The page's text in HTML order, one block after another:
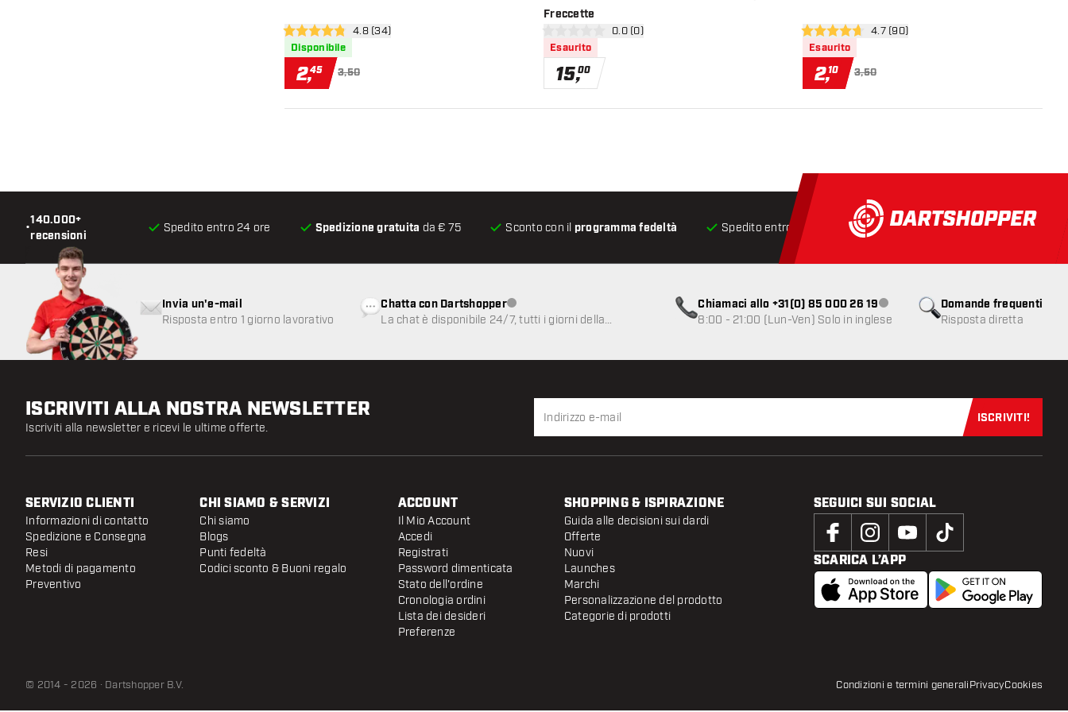
apri pannello recensioni
4.8 stelle di valutazione
4.8 (34)
Disponibile
2,45 3,50
Freccette
apri pannello recensioni
0 stelle di valutazione
0.0 (0)
Esaurito
15,00
apri pannello recensioni
4.7 stelle di valutazione
4.7 (90)
Esaurito
2,10 3,50
•
140.000+
recensioni
Spedito entro 24 ore Spedizione gratuita da € 75 Sconto con il programma fedeltà Spedito entro 24 ore Spedizione gratuitada € 75
Domande frequenti
Risposta diretta
Invia un'e-mail
Risposta entro 1 giorno lavorativo
Chatta con DartshopperServizio clienti non disponibile
La chat è disponibile 24/7, tutti i giorni della
Chiamaci allo +31(0) 85 000 26 19Servizio clienti non disponibile
8:00 - 21:00 (Lun-Ven) Solo in inglese
ISCRIVITI ALLA NOSTRA NEWSLETTER
Iscriviti alla newsletter e ricevi le ultime offerte.
Iscriviti
ISCRIVITI!
SERVIZIO CLIENTI
Informazioni di contatto
Spedizione e Consegna
Resi
Metodi di pagamento
Preventivo
CHI SIAMO & SERVIZI
Chi siamo
Blogs
Punti fedeltà
Codici sconto & Buoni regalo
ACCOUNT
Il Mio Account
Accedi
Registrati
Password dimenticata
Stato dell'ordine
Cronologia ordini
Lista dei desideri
Preferenze
SHOPPING & ISPIRAZIONE
Guida alle decisioni sui dardi
Offerte
Nuovi
Launches
Marchi
Personalizzazione del prodotto
Categorie di prodotti
SEGUICI SUI SOCIAL
SCARICA L’APP
© 2014 - 2026 · Dartshopper B.V. Condizioni e termini generaliPrivacyCookies